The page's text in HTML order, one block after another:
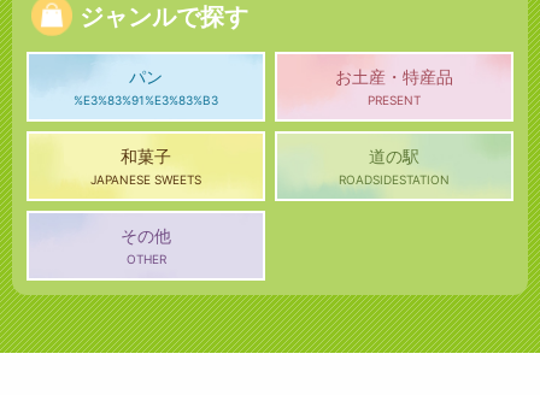
ジャンルで探す
パン
%E3%83%91%E3%83%B3
お土産・特産品
PRESENT
和菓子
JAPANESE SWEETS
道の駅
ROADSIDESTATION
その他
OTHER